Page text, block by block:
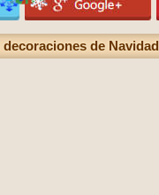
de Navidad